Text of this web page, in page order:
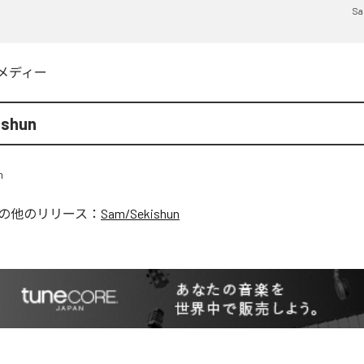
ディー
他のリリース： Sam/Sekishun